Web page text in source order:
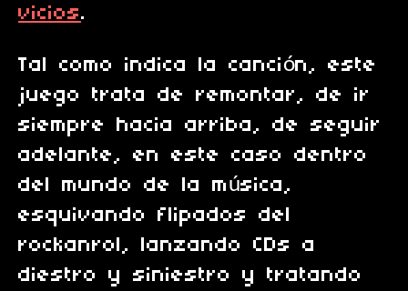
vicios.
Tal como indica la canción, este
juego trata de remontar, de ir
siempre hacia arriba, de seguir
adelante, en este caso dentro
del mundo de la música,
esquivando flipados del
rockanrol, lanzando CDs a
diestro y siniestro y tratando